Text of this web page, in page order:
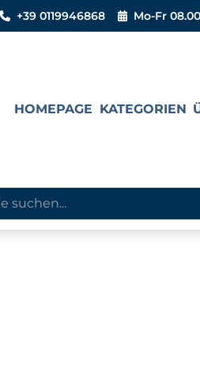
+39 0119946868 Mo-Fr
HOMEPAGE KATEGORIEN